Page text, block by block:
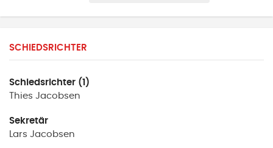
SCHIEDSRICHTER
Schiedsrichter (1)
Thies Jacobsen
Sekretär
Lars Jacobsen